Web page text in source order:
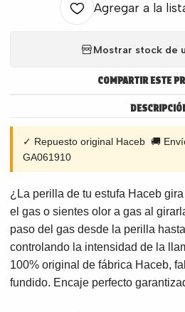
Agregar a la
Mostrar stock de
COMPARTIR ESTE
✓ Repuesto original Haceb 🚚
GA061910
¿La perilla de tu estufa Haceb
el gas o sientes olor a gas al
paso del gas desde la perilla
controlando la intensidad de la
100% original de fábrica Haceb,
fundido. Encaje perfecto